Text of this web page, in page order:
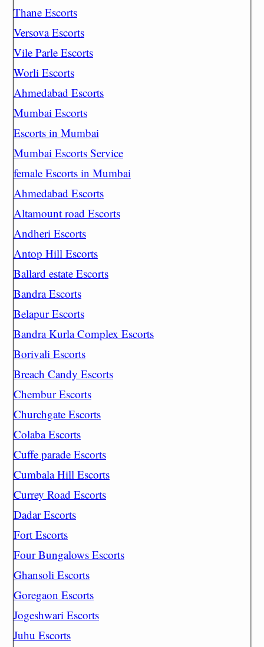
Thane Escorts
Versova Escorts
Vile Parle Escorts
Worli Escorts
Ahmedabad Escorts
Mumbai Escorts
Escorts in Mumbai
Mumbai Escorts Service
female Escorts in Mumbai
Ahmedabad Escorts
Altamount road Escorts
Andheri Escorts
Antop Hill Escorts
Ballard estate Escorts
Bandra Escorts
Belapur Escorts
Bandra Kurla Complex Escorts
Borivali Escorts
Breach Candy Escorts
Chembur Escorts
Churchgate Escorts
Colaba Escorts
Cuffe parade Escorts
Cumbala Hill Escorts
Currey Road Escorts
Dadar Escorts
Fort Escorts
Four Bungalows Escorts
Ghansoli Escorts
Goregaon Escorts
Jogeshwari Escorts
Juhu Escorts